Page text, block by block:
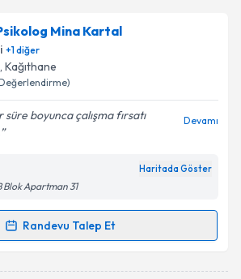
Mina Kartal
+1diğer
, Kağıthane
süre boyunca çalışma fırsatı
Devamı
Haritada Göster
Blok Apartman 31
Randevu Talep Et
Talebi